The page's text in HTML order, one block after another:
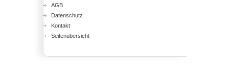
AGB
Datenschutz
Kontakt
Seitenübersicht